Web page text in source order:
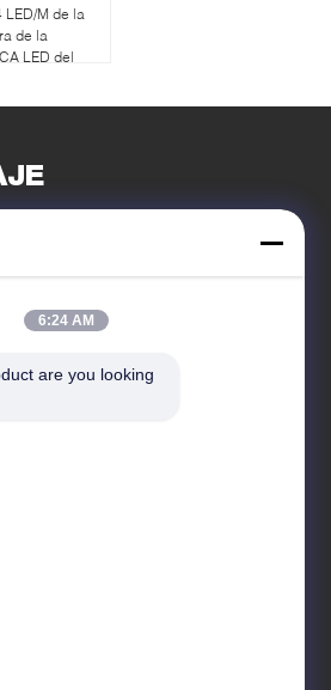
LED/M de la
de la
LED del
6:24 AM
are you looking